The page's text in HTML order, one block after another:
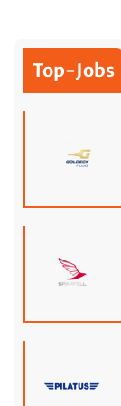
Top-Jobs